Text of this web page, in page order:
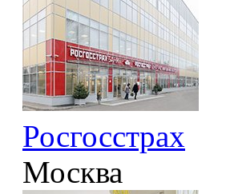
Росгосстрах
Москва